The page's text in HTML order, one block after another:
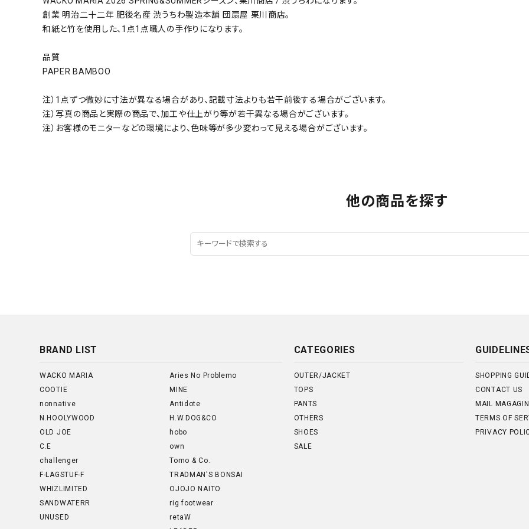
創業 明治二十二年 肥後名産 渋うちわ製造本舗 団扇屋 栗川商店。
和紙と竹を使用した、1点1点職人の手作りになります。
品質
PAPER BAMBOO
注）1点ずつ微妙に寸法が異なる場合があり、記載寸法よりも若干前後する場合がございます。
注）写真の商品と実際の商品で、加工や仕上がり等が若干異なる場合がございます。
注）お客様のモニターなどの環境により、色味等が多少変わって見える場合がございます。
他の商品を探す
BRAND LIST
WACKO MARIA
COOTIE
nonnative
N.HOOLYWOOD
OLD JOE
C.E
challenger
F-LAGSTUF-F
WHIZLIMITED
SANDWATERR
UNUSED
Aries No Problemo
MINE
Antidote
H.W.DOG&CO
hobo
own
Tomo & Co.
TRADMAN'S BONSAI
OJOJO NAITO
rig footwear
retaW
CATEGORIES
OUTER/JACKET
TOPS
PANTS
OTHERS
SHOES
SALE
SHOPPING
CONTACT US
MAIL
TERMS OF
PRIVACY